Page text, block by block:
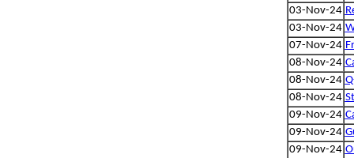
03-Nov-24
03-Nov-24
07-Nov-24
08-Nov-24
08-Nov-24
08-Nov-24
09-Nov-24
09-Nov-24
09-Nov-24